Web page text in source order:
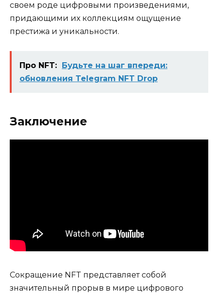
своем роде цифровыми произведениями,
придающими их коллекциям ощущение
престижа и уникальности.
Про NFT:
Будьте на шаг впереди:
обновления Telegram NFT Drop
Заключение
Сокращение NFT представляет собой
значительный прорыв в мире цифрового